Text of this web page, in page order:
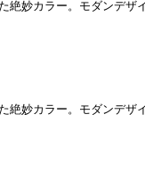
絶妙カラー。モダンデザ
絶妙カラー。モダンデザ